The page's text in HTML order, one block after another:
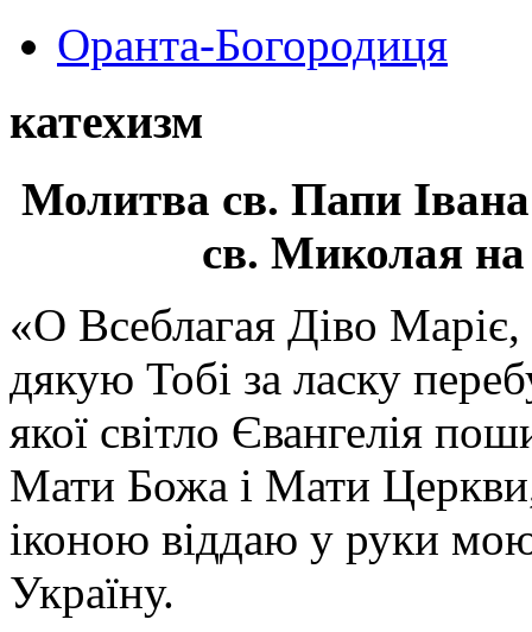
Оранта-Богородиця
катехизм
Молитва св. Папи
св. Миколая на
«О Всеблагая Діво
дякую Тобі за ласку
якої світло Євангелія
Мати Божа і Мати
іконою віддаю у руки
Україну.